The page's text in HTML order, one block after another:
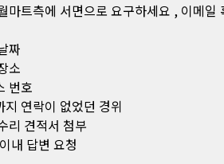
마트측에 서면으로 요구하세요 , 이메일
짜
소
번호
지 연락이 없었던 경위
리 견적서 첨부
내 답변 요청